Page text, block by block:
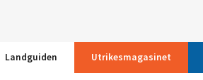
Landguiden Utrikesmagasinet